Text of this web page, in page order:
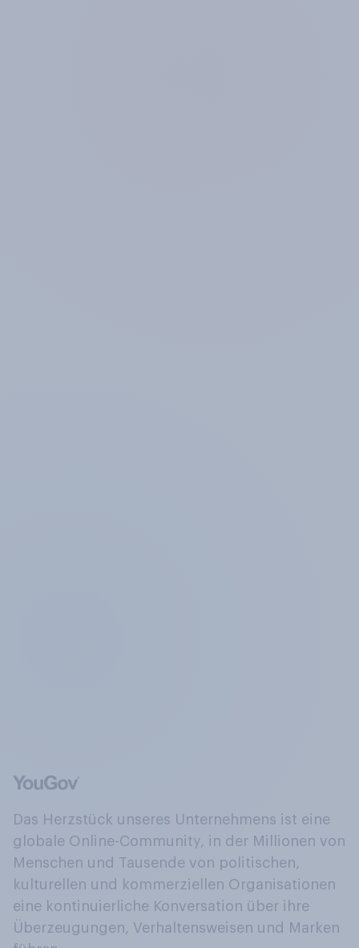
Das Herzstück unseres Unternehmens ist eine
globale Online-Community, in der Millionen von
Menschen und Tausende von politischen,
kulturellen und kommerziellen Organisationen
eine kontinuierliche Konversation über ihre
Überzeugungen, Verhaltensweisen und Marken